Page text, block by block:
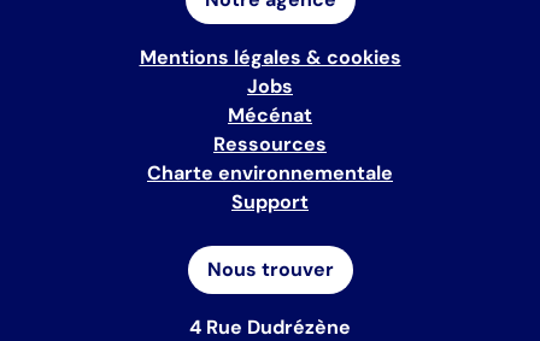
Mentions légales & cookies
Jobs
Mécénat
Ressources
Charte environnementale
Support
Nous trouver
4 Rue Dudrézène